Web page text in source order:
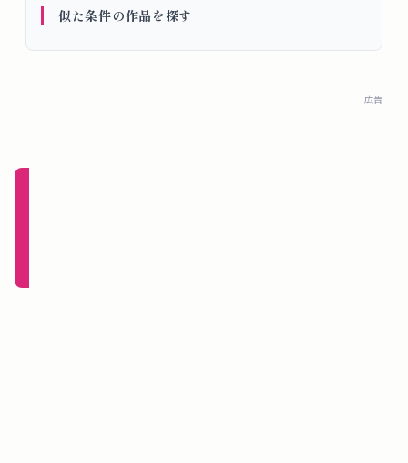
似た条件の作品を探す
広告